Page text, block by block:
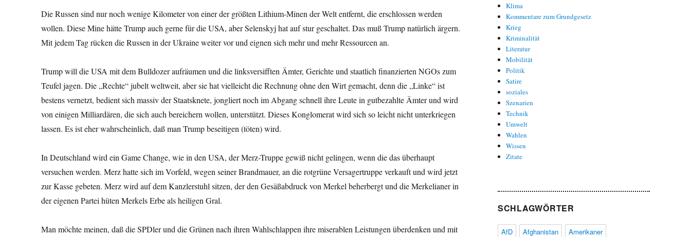
Die Russen sind nur noch wenige Kilometer von einer der größten Lithium-Minen der Welt entfernt, die erschlossen werden
wollen. Diese Mine hätte Trump auch gerne für die USA, aber Selenskyj hat auf stur geschaltet. Das muß Trump natürlich ärgern.
Mit jedem Tag rücken die Russen in der Ukraine weiter vor und eignen sich mehr und mehr Ressourcen an.
Trump will die USA mit dem Bulldozer aufräumen und die linksversifften Ämter, Gerichte und staatlich finanzierten NGOs zum
Teufel jagen. Die „Rechte“ jubelt weltweit, aber sie hat vielleicht die Rechnung ohne den Wirt gemacht, denn die „Linke“ ist
bestens vernetzt, bedient sich massiv der Staatsknete, jongliert noch im Abgang schnell ihre Leute in gutbezahlte Ämter und wird
von einigen Milliardären, die sich auch bereichern wollen, unterstützt. Dieses Konglomerat wird sich so leicht nicht unterkriegen
lassen. Es ist eher wahrscheinlich, daß man Trump beseitigen (töten) wird.
In Deutschland wird ein Game Change, wie in den USA, der Merz-Truppe gewiß nicht gelingen, wenn die das überhaupt
versuchen werden. Merz hatte sich im Vorfeld, wegen seiner Brandmauer, an die rotgrüne Versagertruppe verkauft und wird jetzt
zur Kasse gebeten. Merz wird auf dem Kanzlerstuhl sitzen, der den Gesäßabdruck von Merkel beherbergt und die Merkelianer in
der eigenen Partei hüten Merkels Erbe als heiligen Gral.
Man möchte meinen, daß die SPDler und die Grünen nach ihren Wahlschlappen ihre miserablen Leistungen überdenken und mit
Klima
Kommentare zum Grundgesetz
Krieg
Kriminalität
Literatur
Mobilität
Politik
Satire
soziales
Szenarien
Technik
Umwelt
Wahlen
Wissen
Zitate
SCHLAGWÖRTER
AfD Afghanistan
Amerikaner